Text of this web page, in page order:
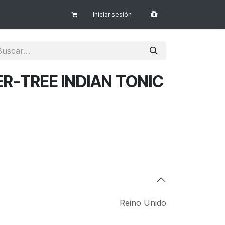
Iniciar sesión
TREE INDIAN TONIC
Reino Unido